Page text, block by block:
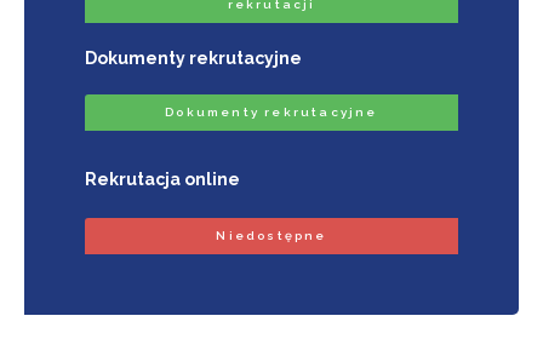
rekrutacji
Dokumenty rekrutacyjne
Dokumenty rekrutacyjne
Rekrutacja online
Niedostępne